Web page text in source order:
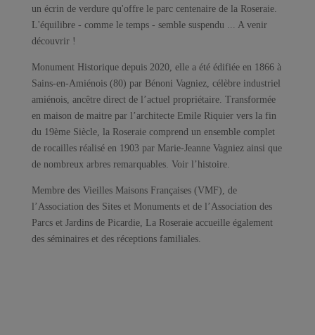
un écrin de verdure qu'offre le parc centenaire de la Roseraie.
L'équilibre - comme le temps - semble suspendu ... A venir
découvrir !
Monument Historique depuis 2020, elle a été édifiée en 1866 à
Sains-en-Amiénois (80) par Bénoni Vagniez, célèbre industriel
amiénois, ancêtre direct de l’actuel propriétaire. Transformée
en maison de maitre par l’architecte Emile Riquier vers la fin
du 19ème Siècle, la Roseraie comprend un ensemble complet
de rocailles réalisé en 1903 par Marie-Jeanne Vagniez ainsi que
de nombreux arbres remarquables. Voir l’histoire.
Membre des Vieilles Maisons Françaises (VMF), de
l’Association des Sites et Monuments et de l’Association des
Parcs et Jardins de Picardie, La Roseraie accueille également
des séminaires et des réceptions familiales.